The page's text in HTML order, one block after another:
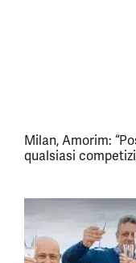
Milan, Amorim:
qualsiasi